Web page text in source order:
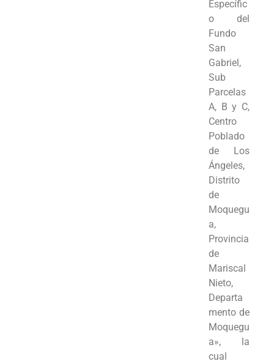
Específic
o del
Fundo
San
Gabriel,
Sub
Parcelas
A, B y C,
Centro
Poblado
de Los
Ángeles,
Distrito
de
Moquegu
a,
Provincia
de
Mariscal
Nieto,
Departa
mento de
Moquegu
a», la
cual